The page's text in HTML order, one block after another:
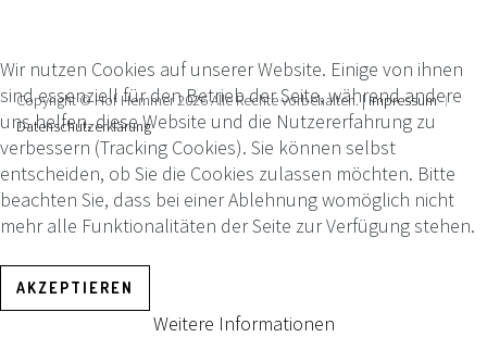
Copyright © Hof Hemmer2026Alle Rechte vorbehalten. |Impressum
Datenschutzerklärung
Wir nutzen Cookies auf unserer Website. Einige von ihnen
sind essenziell für den Betrieb der Seite, während andere
uns helfen, diese Website und die Nutzererfahrung zu
verbessern (Tracking Cookies). Sie können selbst
entscheiden, ob Sie die Cookies zulassen möchten. Bitte
beachten Sie, dass bei einer Ablehnung womöglich nicht
mehr alle Funktionalitäten der Seite zur Verfügung stehen.
AKZEPTIEREN
Weitere Informationen